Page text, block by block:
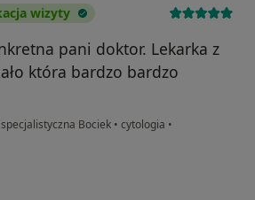
wizyty
pani doktor. Lekarka z
która bardzo bardzo
Bociek • cytologia •